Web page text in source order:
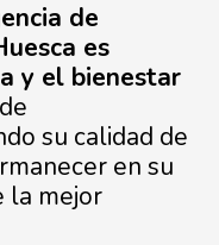
de
es
y el bienestar
su calidad de
en su
la mejor